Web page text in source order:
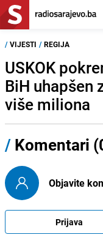
/ VIJESTI / REGIJA
USKOK
BiH uhapšen
više miliona
/ Komentari
Objavite
Prijava